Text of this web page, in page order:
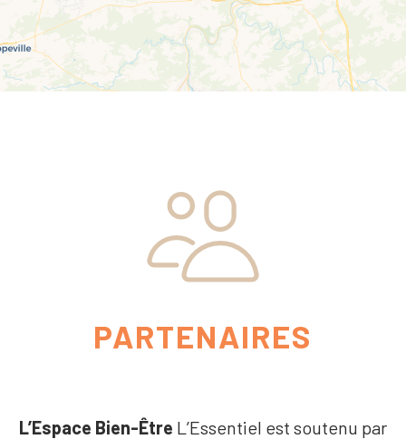
PARTENAIRES
L’Espace Bien-Être L’Essentiel est soutenu par